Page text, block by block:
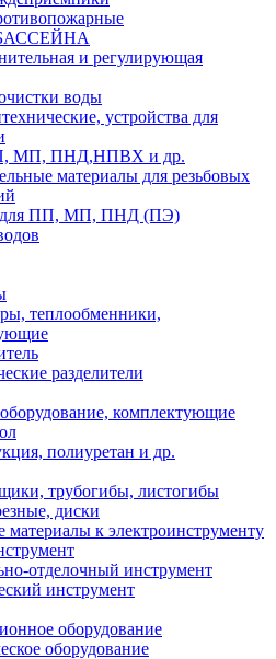
и регулирующая
воды
устройства для
МП, ПНД,НПВХ и др.
материалы для резьбовых
для ПП, МП, ПНД (ПЭ)
теплообменники,
разделители
комплектующие
полиуретан и др.
трубогибы, листогибы
диски
материалы к электроинструменту
отделочный инструмент
инструмент
оборудование
оборудование